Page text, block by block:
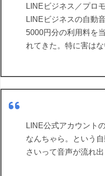
LINEビジネス／プロ
LINEビジネスの自動
5000円分の利用料を
れてきた。特に害は
LINE公式アカウント
なんちゃら。という
さいって音声が流れ